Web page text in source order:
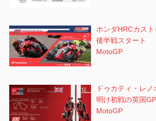
ホンダHRCカス
後半戦スタート
MotoGP
ドゥカティ・レ
明け初戦の英国
MotoGP